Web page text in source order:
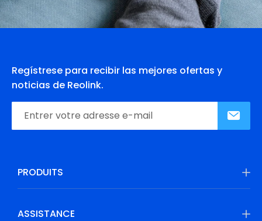
Regístrese para recibir las mejores ofertas y
noticias de Reolink.
PRODUITS
ASSISTANCE